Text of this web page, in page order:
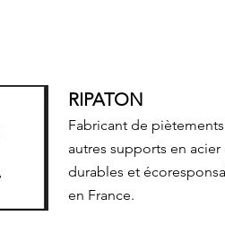
RIPATON
Fabricant de
autres supports en
durables et
en France.